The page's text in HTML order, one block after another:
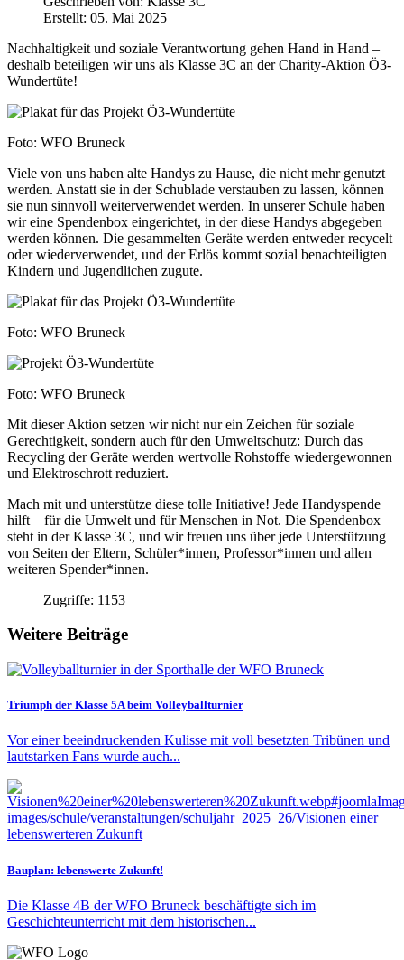
Erstellt: 05. Mai 2025
Nachhaltigkeit und soziale Verantwortung gehen Hand in Hand –
deshalb beteiligen wir uns als Klasse 3C an der Charity-Aktion Ö3-
Wundertüte!
Foto: WFO Bruneck
Viele von uns haben alte Handys zu Hause, die nicht mehr genutzt
werden. Anstatt sie in der Schublade verstauben zu lassen, können
sie nun sinnvoll weiterverwendet werden. In unserer Schule haben
wir eine Spendenbox eingerichtet, in der diese Handys abgegeben
werden können. Die gesammelten Geräte werden entweder recycelt
oder wiederverwendet, und der Erlös kommt sozial benachteiligten
Kindern und Jugendlichen zugute.
Foto: WFO Bruneck
Foto: WFO Bruneck
Mit dieser Aktion setzen wir nicht nur ein Zeichen für soziale
Gerechtigkeit, sondern auch für den Umweltschutz: Durch das
Recycling der Geräte werden wertvolle Rohstoffe wiedergewonnen
und Elektroschrott reduziert.
Mach mit und unterstütze diese tolle Initiative! Jede Handyspende
hilft – für die Umwelt und für Menschen in Not. Die Spendenbox
steht in der Klasse 3C, und wir freuen uns über jede Unterstützung
von Seiten der Eltern, Schüler*innen, Professor*innen und allen
weiteren Spender*innen.
Zugriffe: 1153
Weitere Beiträge
Triumph der Klasse 5A beim Volleyballturnier
Vor einer beeindruckenden Kulisse mit voll besetzten Tribünen und
lautstarken Fans wurde auch...
Bauplan: lebenswerte Zukunft!
Die Klasse 4B der WFO Bruneck beschäftigte sich im
Geschichteunterricht mit dem historischen...